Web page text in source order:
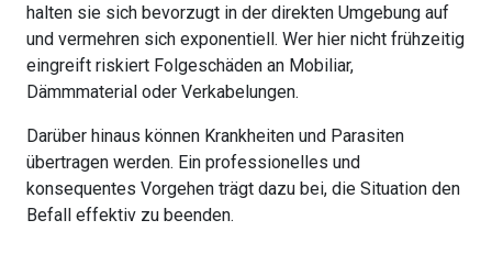
halten sie sich bevorzugt in der direkten Umgebung auf
und vermehren sich exponentiell. Wer hier nicht frühzeitig
eingreift riskiert Folgeschäden an Mobiliar,
Dämmmaterial oder Verkabelungen.
Darüber hinaus können Krankheiten und Parasiten
übertragen werden. Ein professionelles und
konsequentes Vorgehen trägt dazu bei, die Situation den
Befall effektiv zu beenden.